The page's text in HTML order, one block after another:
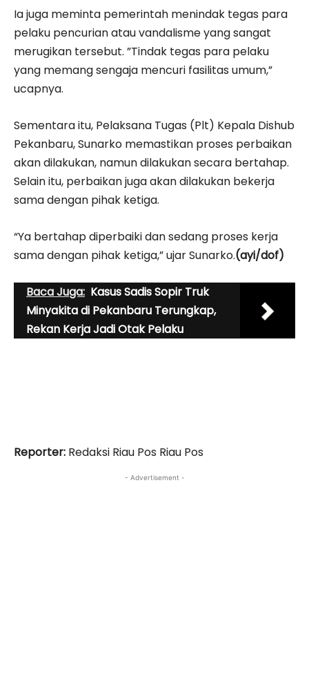
Ia juga meminta pemerintah menindak tegas para
pelaku pencurian atau vandalisme yang sangat
merugikan tersebut. ”Tindak tegas para pelaku
yang memang sengaja mencuri fasilitas umum,”
ucapnya.
Sementara itu, Pelaksana Tugas (Plt) Kepala Dishub
Pekanbaru, Sunarko memastikan proses perbaikan
akan dilakukan, namun dilakukan secara bertahap.
Selain itu, perbaikan juga akan dilakukan bekerja
sama dengan pihak ketiga.
“Ya bertahap diperbaiki dan sedang proses kerja
sama dengan pihak ketiga,” ujar Sunarko.(ayi/dof)
Baca Juga: Kasus Sadis Sopir Truk
Minyakita di Pekanbaru Terungkap,
Rekan Kerja Jadi Otak Pelaku
Reporter: Redaksi Riau Pos Riau Pos
- Advertisement -